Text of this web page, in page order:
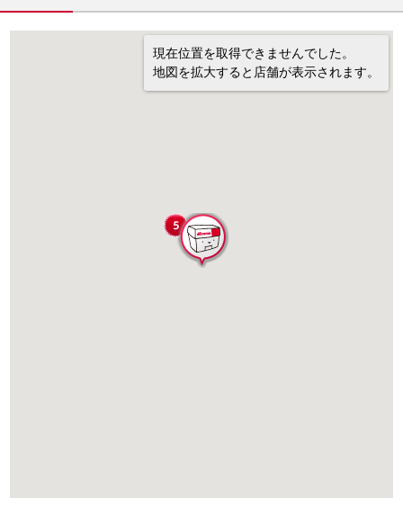
現在位置を取得できませんでした。
地図を拡大すると店舗が表示されます。